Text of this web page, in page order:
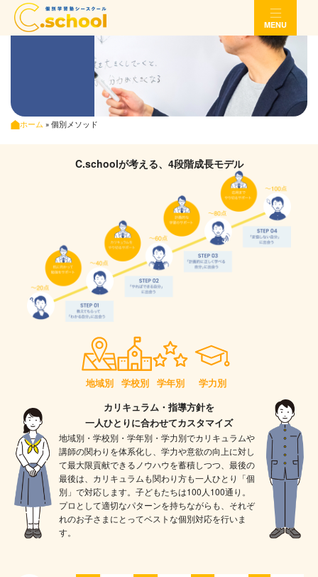
MENU
ホーム » 個別メソッド
C.schoolが考える、4段階成長モデル
地域別 学校別 学年別
学力別
カリキュラム・指導方針を
一人ひとりに合わせてカスタマイズ
地域別・学校別・学年別・学力別でカリキュラムや
講師の関わりを体系化し、学力や意欲の向上に対し
て最大限貢献できるノウハウを蓄積しつつ、最後の
最後は、カリキュラムも関わり方も一人ひとり「個
別」で対応します。子どもたちは100人100通り。
プロとして適切なパターンを持ちながらも、それぞ
れのお子さまにとってベストな個別対応を行いま
す。